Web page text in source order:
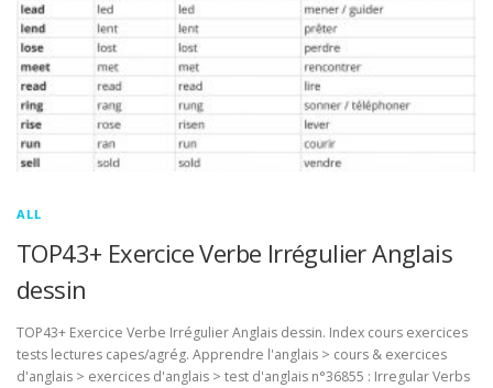
ALL
TOP43+ Exercice Verbe Irrégulier Anglais
dessin
TOP43+ Exercice Verbe Irrégulier Anglais dessin. Index cours exercices
tests lectures capes/agrég. Apprendre l'anglais > cours & exercices
d'anglais > exercices d'anglais > test d'anglais n°36855 : Irregular Verbs